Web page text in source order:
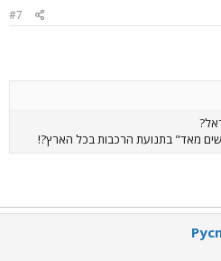
#7
מאד" בתנועת הרכבות בכל הארץ?!